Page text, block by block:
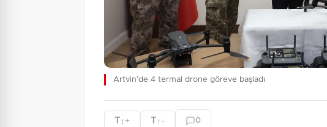
Artvin’de 4 termal drone göreve başladı
TT+ TT - 0